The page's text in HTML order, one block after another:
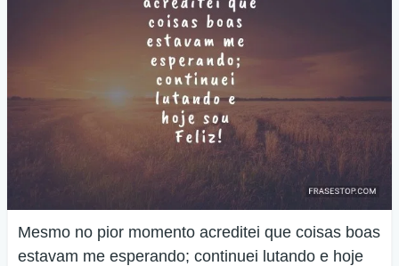
Mesmo no pior momento acreditei que coisas boas
estavam me esperando; continuei lutando e hoje